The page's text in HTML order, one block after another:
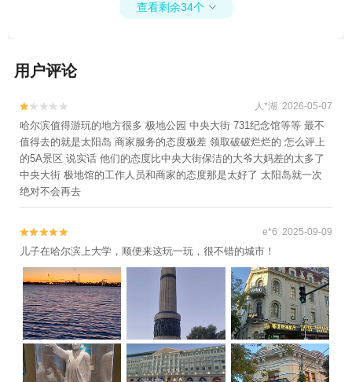
查看剩余34个 
用户评论

 人*湖 2026-05-07
哈尔滨值得游玩的地方很多 极地公园 中央大街 731纪念馆等等 最不
值得去的就是太阳岛 商家服务的态度极差 领取破破烂烂的 怎么评上
的5A景区 说实话 他们的态度比中央大街保洁的大爷大妈差的太多了
中央大街 极地馆的工作人员和商家的态度那是太好了 太阳岛就一次
绝对不会再去

 e*6 2025-09-09
儿子在哈尔滨上大学，顺便来这玩一玩，很不错的城市！